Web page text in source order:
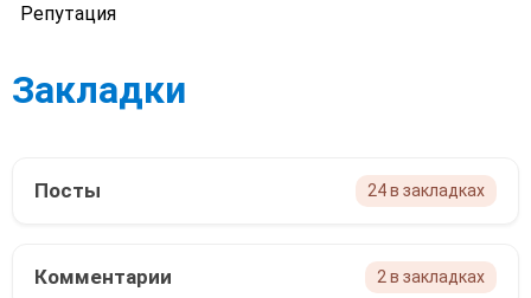
Репутация
Закладки
Посты 24 в закладках
Комментарии 2 в закладках